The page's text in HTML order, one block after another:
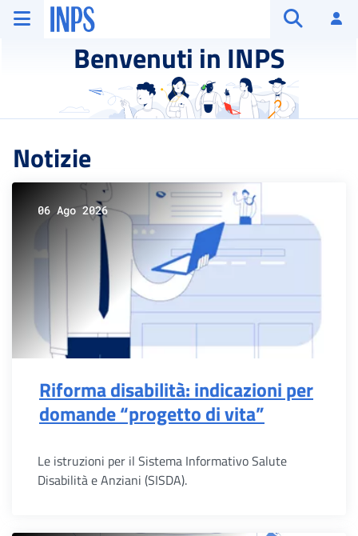
Vai al menu principale
Vai al contenuto principale
Vai al pie' di pagina
INPS ()
Benvenuti in INPS
Notizie
06 Ago 2026
Riforma disabilità: indicazioni per
domande “progetto di vita”
Le istruzioni per il Sistema Informativo Salute
Disabilità e Anziani (SISDA).